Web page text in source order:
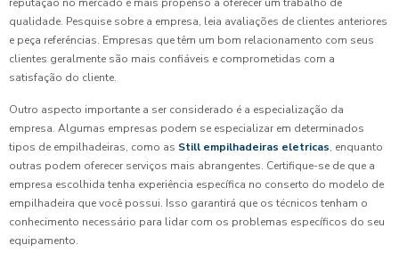
qualidade. Pesquise sobre a empresa, leia avaliações de clientes anteriores
e peça referências. Empresas que têm um bom relacionamento com seus
clientes geralmente são mais confiáveis e comprometidas com a
satisfação do cliente.
Outro aspecto importante a ser considerado é a especialização da
empresa. Algumas empresas podem se especializar em determinados
tipos de empilhadeiras, como as Still empilhadeiras eletricas, enquanto
outras podem oferecer serviços mais abrangentes. Certifique-se de que a
empresa escolhida tenha experiência específica no conserto do modelo de
empilhadeira que você possui. Isso garantirá que os técnicos tenham o
conhecimento necessário para lidar com os problemas específicos do seu
equipamento.